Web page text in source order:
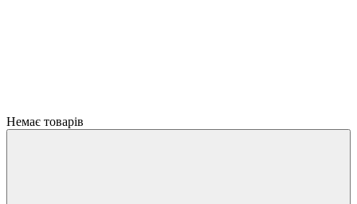
Немає товарів